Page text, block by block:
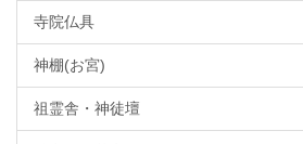
寺院仏具
神棚(お宮)
祖霊舎・神徒壇